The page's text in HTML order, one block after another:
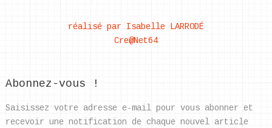
réalisé par Isabelle LARRODÉ
Cre@Net64
Abonnez-vous !
Saisissez votre adresse e-mail pour vous abonner et
recevoir une notification de chaque nouvel article